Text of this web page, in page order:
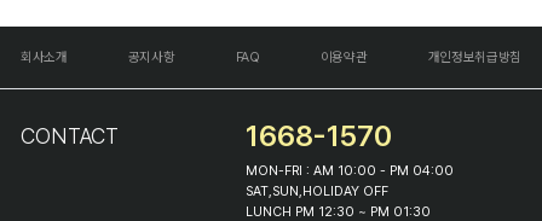
회사소개 공지사항 FAQ 이용약관 개인정보취급방침
CONTACT 1668-1570
MON-FRI : AM 10:00 - PM 04:00
SAT,SUN,HOLIDAY OFF
LUNCH PM 12:30 ~ PM 01:30